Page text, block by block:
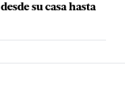
su casa hasta